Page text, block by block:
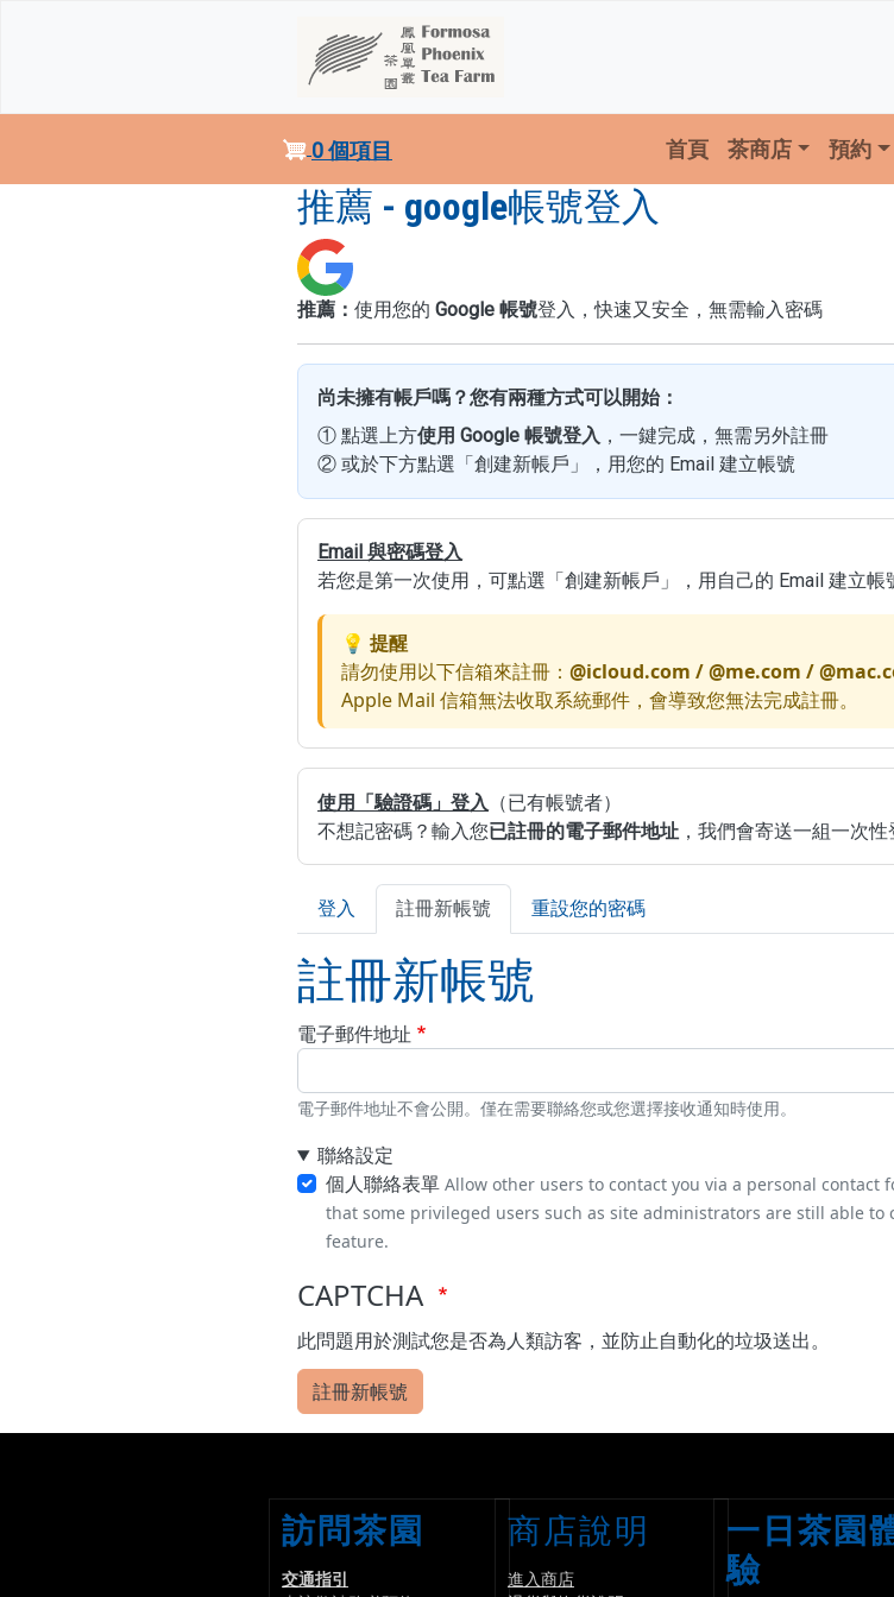
0 個項目 主選單
首頁 茶商店 預約
推薦 - google帳號登入
推薦： 使用您的 Google 帳號登入，快速又安全，無需輸入密碼
尚未擁有帳戶嗎？您有兩種方式可以開始：
① 點選上方使用 Google 帳號登入 ，一鍵完成，無需另外註冊
② 或於下方點選「創建新帳戶」，用您的 Email 建立帳號
Email 與密碼登入
若您是第一次使用，可點選「創建新帳戶」，用自己的 Email 建立帳
💡 提醒
請勿使用以下信箱來註冊： @icloud.com / @me.com /
Apple Mail 信箱無法收取系統郵件，會導致您無法完成註冊。
使用「驗證碼」登入 （已有帳號者）
不想記密碼？輸入您已註冊的電子郵件地址 ，我們會寄送一組一次
Primary tabs
登入 註冊新帳號 重設您的密碼
註冊新帳號
電子郵件地址
電子郵件地址不會公開。僅在需要聯絡您或您選擇接收通知時使用。
聯絡設定
個人聯絡表單 Allow other users to contact you via a personal
that some privileged users such as site administrators are still able to
feature.
CAPTCHA
此問題用於測試您是否為人類訪客，並防止自動化的垃圾送出。
註冊新帳號
訪問茶園
交通指引
商店說明
進入商店
一日茶園
驗